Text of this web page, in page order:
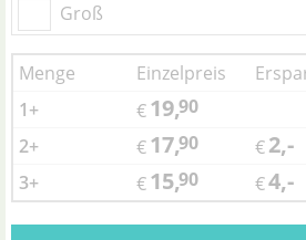
Groß
Menge Einzelpreis
1+
€19,90
2+
€17,90 €2,-
3+
€15,90 €4,-